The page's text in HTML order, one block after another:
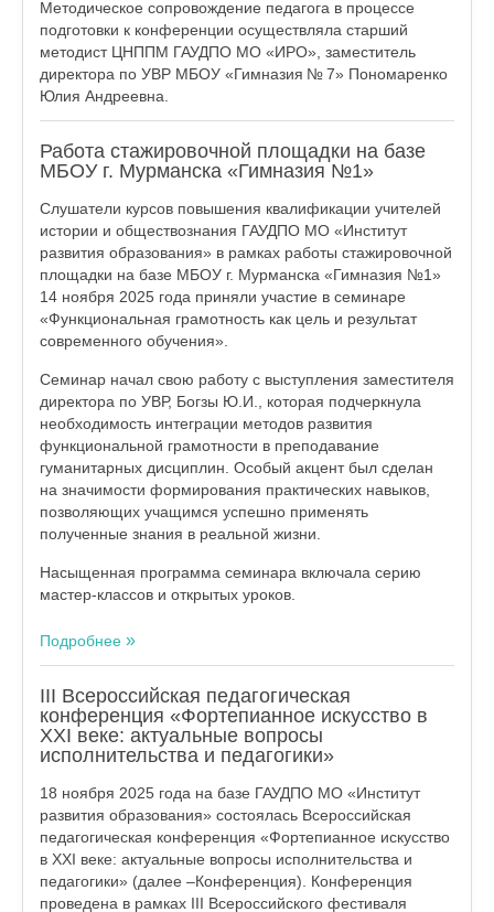
Методическое сопровождение педагога в процессе
подготовки к конференции осуществляла старший
методист ЦНППМ ГАУДПО МО «ИРО», заместитель
директора по УВР МБОУ «Гимназия № 7» Пономаренко
Юлия Андреевна.
Работа стажировочной площадки на базе
МБОУ г. Мурманска «Гимназия №1»
Слушатели курсов повышения квалификации учителей
истории и обществознания ГАУДПО МО «Институт
развития образования» в рамках работы стажировочной
площадки на базе МБОУ г. Мурманска «Гимназия №1»
14 ноября 2025 года приняли участие в семинаре
«Функциональная грамотность как цель и результат
современного обучения».
Семинар начал свою работу с выступления заместителя
директора по УВР, Богзы Ю.И., которая подчеркнула
необходимость интеграции методов развития
функциональной грамотности в преподавание
гуманитарных дисциплин. Особый акцент был сделан
на значимости формирования практических навыков,
позволяющих учащимся успешно применять
полученные знания в реальной жизни.
Насыщенная программа семинара включала серию
мастер-классов и открытых уроков.
Подробнее
III Всероссийская педагогическая
конференция «Фортепианное искусство в
XXI веке: актуальные вопросы
исполнительства и педагогики»
18 ноября 2025 года на базе ГАУДПО МО «Институт
развития образования» состоялась Всероссийская
педагогическая конференция «Фортепианное искусство
в XXI веке: актуальные вопросы исполнительства и
педагогики» (далее –Конференция). Конференция
проведена в рамках III Всероссийского фестиваля